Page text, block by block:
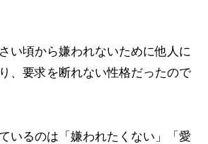
い頃から嫌われないために他人に
、要求を断れない性格だったので
いるのは「嫌われたくない」「愛